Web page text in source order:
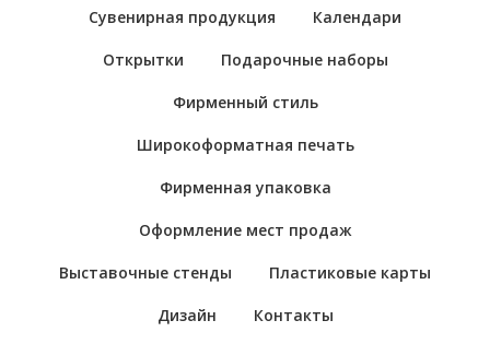
Сувенирная продукция Календари
Открытки Подарочные наборы
Фирменный стиль
Широкоформатная печать
Фирменная упаковка
Оформление мест продаж
Выставочные стенды Пластиковые карты
Дизайн Контакты